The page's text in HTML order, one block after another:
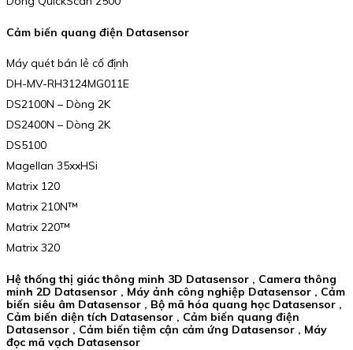
Cảm biến quang điện Datasensor
Máy quét bán lẻ cố định
DH-MV-RH3124MG011E
DS2100N – Dòng 2K
DS2400N – Dòng 2K
DS5100
Magellan 35xxHSi
Matrix 120
Matrix 210N™
Matrix 220™
Matrix 320
Hệ thống thị giác thông minh 3D Datasensor , Camera thông
minh 2D Datasensor , Máy ảnh công nghiệp Datasensor , Cảm
biến siêu âm Datasensor , Bộ mã hóa quang học Datasensor ,
Cảm biến diện tích Datasensor , Cảm biến quang điện
Datasensor , Cảm biến tiệm cận cảm ứng Datasensor , Máy
đọc mã vạch Datasensor